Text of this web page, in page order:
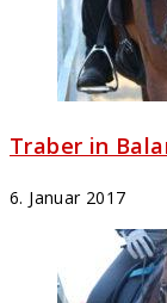
Traber in
6. Januar 2017